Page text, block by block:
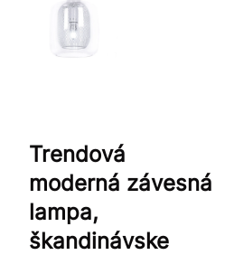
Trendová
moderná závesná
lampa,
škandinávske